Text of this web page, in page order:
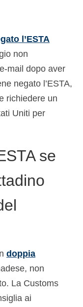
l’ESTA
non
mail dopo aver
negato l’ESTA,
richiedere un
Uniti per
se
doppia
non
La Customs
ai